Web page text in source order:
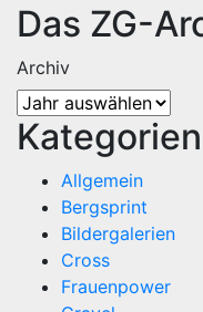
Das ZG-
Archiv
Kategorien
Allgemein
Bergsprint
Bildergalerien
Cross
Frauenpower